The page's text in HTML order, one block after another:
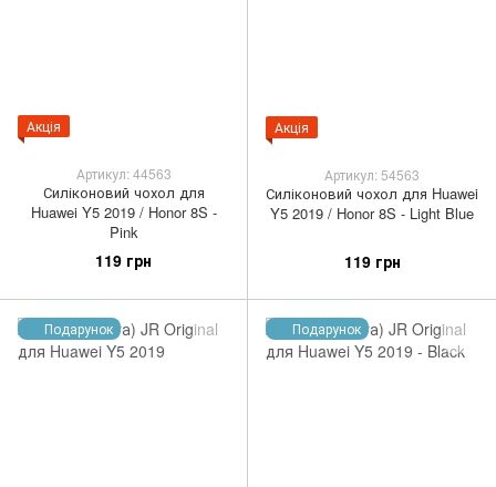
Акція
Артикул: 44563
Силіконовий чохол для
Huawei Y5 2019 / Honor 8S -
Pink
119 грн
Акція
Артикул: 54563
Силіконовий чохол для Huawei
Y5 2019 / Honor 8S - Light Blue
119 грн
Подарунок Подарунок